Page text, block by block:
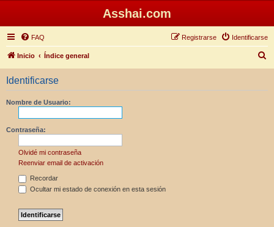
Asshai.com
FAQ Identificarse
Registrarse
Inicio Índice general
u
Identificarse
Nombre de Usuario:
Contraseña:
Olvidé mi contraseña
Reenviar email de activación
Recordar
Ocultar mi estado de conexión en esta sesión